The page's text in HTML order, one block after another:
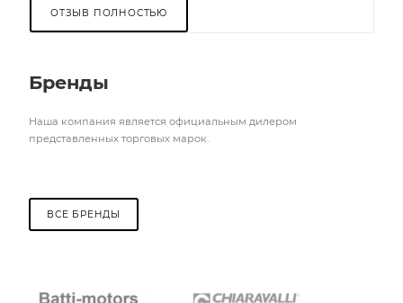
ОТЗЫВ ПОЛНОСТЬЮ
Бренды
Наша компания является официальным дилером
представленных торговых марок.
ВСЕ БРЕНДЫ